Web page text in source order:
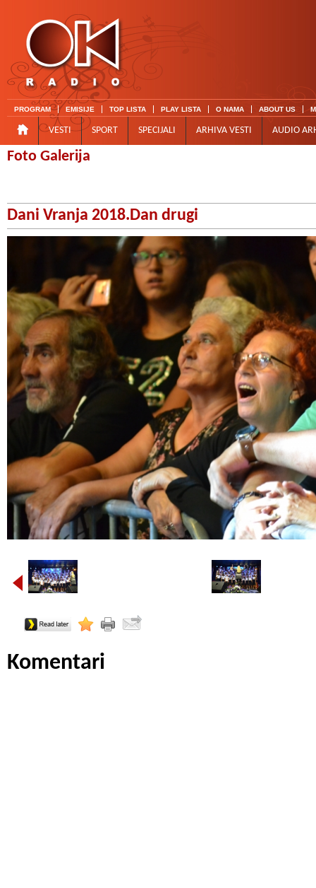
PROGRAM EMISIJE TOP LISTA PLAY LISTA O NAMA ABOUT US
VESTI SPORT SPECIJALI ARHIVA VESTI AUDIO
Foto Galerija
Dani Vranja 2018.Dan drugi
Komentari